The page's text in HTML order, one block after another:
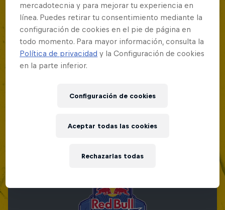
Red Bull Batalla Nueva Historia:
BATALLAS DE RAP
mercadotecnia y para mejorar tu experiencia en
línea. Puedes retirar tu consentimiento mediante la
configuración de cookies en el pie de página en
todo momento. Para mayor información, consulta la
Política de privacidad y la Configuración de cookies
en la parte inferior.
Configuración de cookies
Rechazarlas todas
Aceptar todas las cookies